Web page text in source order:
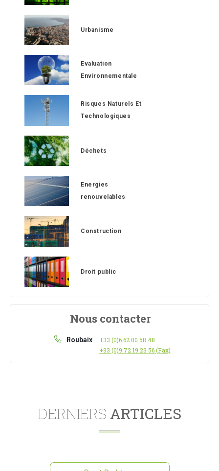
Urbanisme
Evaluation
Environnementale
Risques Naturels Et
Technologiques
Déchets
Energies
renouvelables
Construction
Droit public
Nous contacter
Roubaix
+33 (0)6.62.00.58.48
+33 (0)9 72 19 23 56 (Fax)
DERNIERS ARTICLES